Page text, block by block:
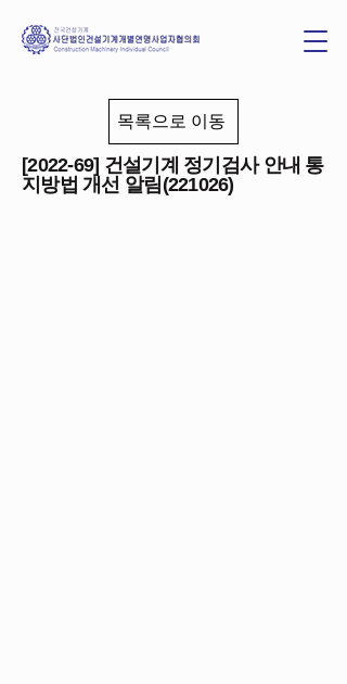
목록으로 이동
[2022-69] 건설기계 정기검사 안내 통
지방법 개선 알림(221026)